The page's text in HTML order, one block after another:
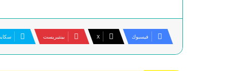
فيسبوك ‫X بينتيريست